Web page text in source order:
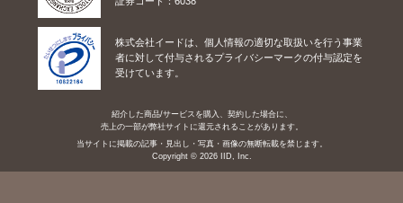
株式会社イードは、個人情報の適切な取扱いを行う事業
者に対して付与されるプライバシーマークの付与認定を
受けています。
紹介した商品/サービスを購入、契約した場合に、
売上の一部が弊社サイトに還元されることがあります。
当サイトに掲載の記事・見出し・写真・画像の無断転載を禁じます。
Copyright © 2026 IID, Inc.